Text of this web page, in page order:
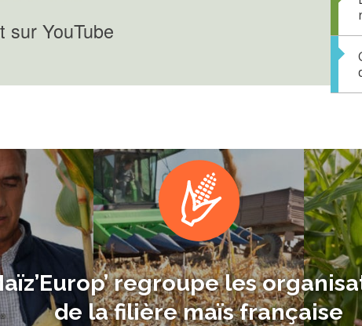
sur YouTube
regroupe les
de la filière maïs française